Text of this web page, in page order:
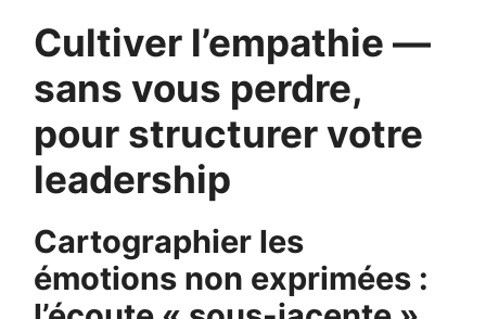
Cultiver l’empathie —
sans vous perdre,
pour structurer votre
leadership
Cartographier les
émotions non exprimées :